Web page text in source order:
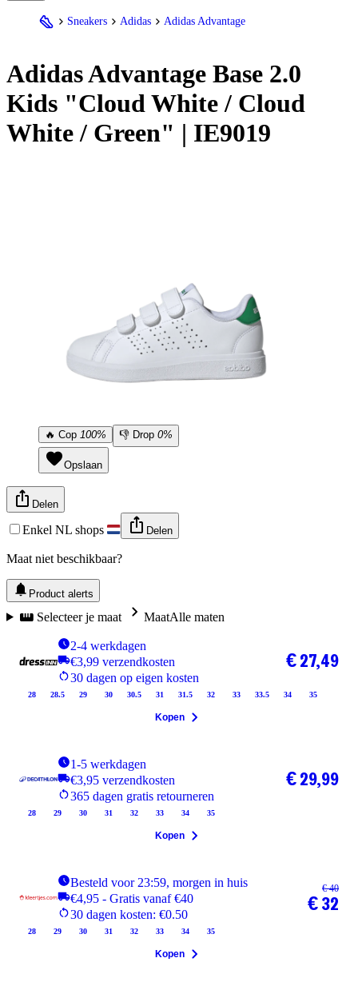
Sneakers Adidas Adidas Advantage
AdidasAdvantage Base 2.0
Kids "Cloud White / Cloud
White / Green" | IE9019
🔥 Cop 100% 👎 Drop 0%
Opslaan
Delen
Enkel NL shops Delen
Maat niet beschikbaar?
Product alerts
Selecteer je maat MaatAlle maten
2-4 werkdagen
€3,99 verzendkosten
30 dagen op eigen kosten
28 28.5 29 30 30.5 31 31.5 32 33 33.5 34 35
€ 27,49
Kopen
1-5 werkdagen
€3,95 verzendkosten
365 dagen gratis retourneren
28 29 30 31 32 33 34 35
€ 29,99
Kopen
Besteld voor 23:59, morgen in huis
€4,95 - Gratis vanaf €40
30 dagen kosten: €0.50
28 29 30 31 32 33 34 35
€ 40
€ 32
Kopen